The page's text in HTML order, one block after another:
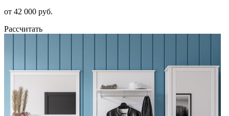
от 42 000 руб.
Рассчитать